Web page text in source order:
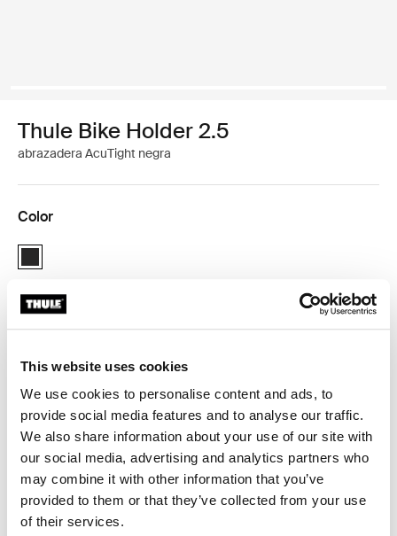
This website uses cookies
We use cookies to personalise content and ads, to
provide social media features and to analyse our traffic.
We also share information about your use of our site with
our social media, advertising and analytics partners who
may combine it with other information that you’ve
provided to them or that they’ve collected from your use
of their services.
Thule Bike Holder 2.5
abrazadera AcuTight negra
Color
Thule Bike Holder 2.5 with AcuTight Knob Antracita (selected)
Encontrar en tienda
Los soportes para bicicletas de fácil sujeción agarran y
sostienen tus bicicletas en cualquier posición. La perilla
con cerradura asegura tu bicicleta al portabicicletas.